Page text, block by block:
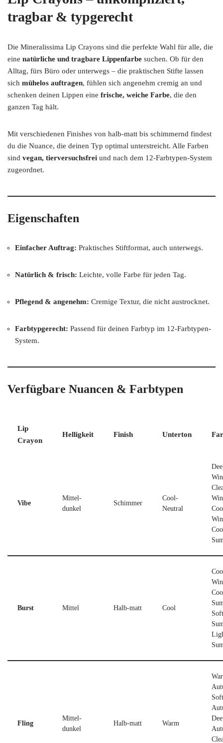
tragbar & typgerecht
Die Mineralissima Lip Crayons sind die perfekte Wahl für alle, die
eine natürliche und tragbare Lippenfarbe suchen. Ob für den
Alltag, fürs Büro oder unterwegs – die praktischen Stifte lassen
sich mühelos auftragen, fühlen sich angenehm cremig an und
schenken deinen Lippen eine frische, weiche Farbe, die den
ganzen Tag hält.
Mit verschiedenen Finishes von halb-matt bis schimmernd findest
du die Nuance, die deinen Typ optimal unterstreicht. Alle Farben
sind vegan, tierversuchsfrei und nach dem 12-Farbtypen-System
zugeordnet.
Eigenschaften
Einfacher Auftrag: Praktisches Stiftformat, auch unterwegs.
Natürlich & frisch: Leichte, volle Farbe für jeden Tag.
Pflegend & angenehm: Cremige Textur, die nicht austrocknet.
Farbtypgerecht: Passend für deinen Farbtyp im 12-Farbtypen-
System.
Verfügbare Nuancen & Farbtypen
Lip
Crayon
Helligkeit Finish Unterton
Vibe
Mittel-
dunkel
Schimmer
Cool-
Neutral
Burst Mittel Halb-matt Cool
Soft
Fling
Mittel-
dunkel
Halb-matt Warm
Soft